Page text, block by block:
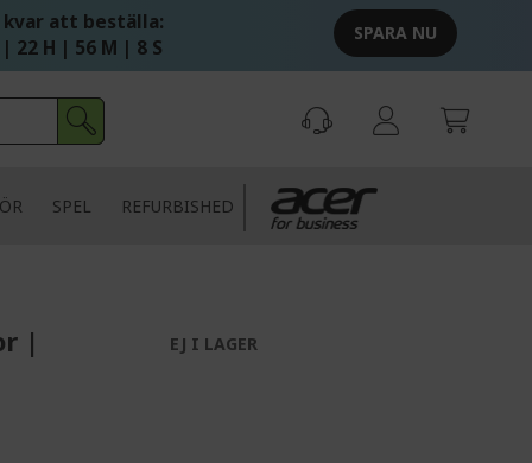
kvar att beställa:
| 22 H | 56 M | 7 S
SPARA NU
SPEL REFURBISHED
| EJ I LAGER